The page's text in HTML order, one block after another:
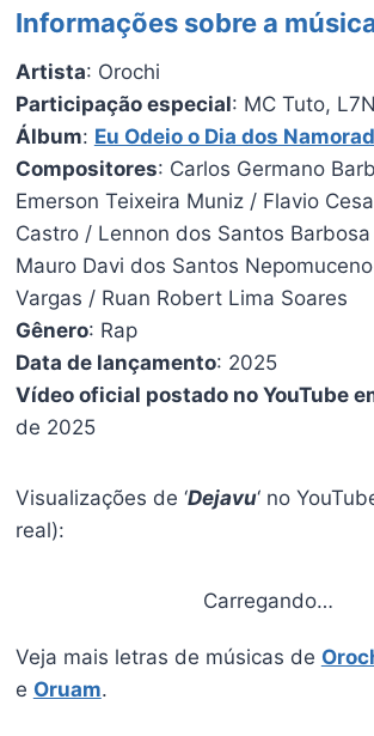
Informações sobre a
Artista: Orochi
Participação especial: MC Tuto,
Álbum: Eu Odeio o Dia dos
Compositores: Carlos Germano
Emerson Teixeira Muniz / Flavio
Castro / Lennon dos Santos
Mauro Davi dos Santos
Vargas / Ruan Robert Lima Soares
Gênero: Rap
Data de lançamento: 2025
Vídeo oficial postado no YouTube
de 2025
Visualizações de ‘Dejavu‘ no
real):
Carregando…
Veja mais letras de músicas de
e Oruam.